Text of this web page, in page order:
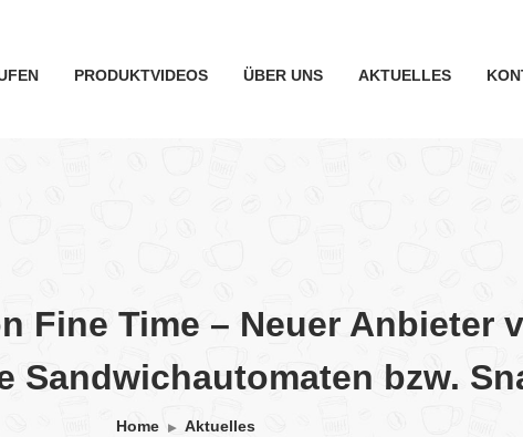
PRODUKTVIDEOS ÜBER UNS AKTUELLES
Fine Time – Neuer Anbieter
Sandwichautomaten bzw.
Home Aktuelles